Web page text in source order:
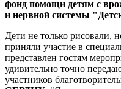
фонд помощи детям с
и нервной системы
Дети не только рисовали,
приняли участие в
представлен гостям
удивительно точно
участников